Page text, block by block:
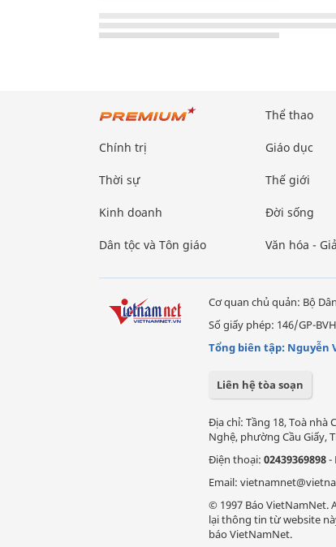
Chính trị
Thời sự
Kinh doanh
Dân tộc và Tôn giáo
Thể thao
Giáo dục
Thế giới
Đời sống
Văn hóa -
Cơ quan chủ quản: Bộ
Số giấy phép: 146/GP-
Tổng biên tập: Nguyễn
Liên hệ tòa soạn
Địa chỉ: Tầng 18, Toà nhà
Nghệ, phường Cầu Giấy,
Điện thoại: 02439369898-
Email:
© 1997 Báo VietNamNet.
lại thông tin từ website
báo VietNamNet.